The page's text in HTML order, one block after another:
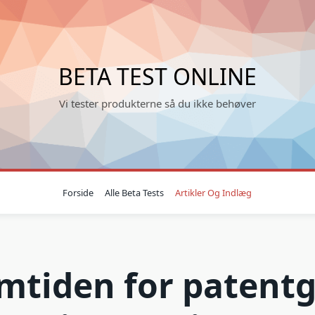
BETA TEST ONLINE
Vi tester produkterne så du ikke behøver
Forside Alle Beta Tests Artikler Og Indlæg
for